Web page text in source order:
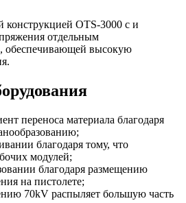
конструкцией OTS-3000 с и
отдельным
обеспечивающей высокую
переноса материала благодаря
благодаря тому, что
модулей;
благодаря размещению
на пистолете;
70kV распыляет большую часть